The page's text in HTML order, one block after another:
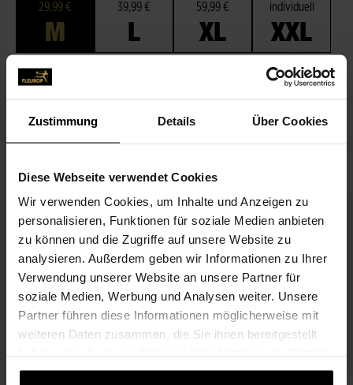
Zustimmung Details Über Cookies
Diese Webseite verwendet Cookies
Wir verwenden Cookies, um Inhalte und Anzeigen zu
personalisieren, Funktionen für soziale Medien anbieten
zu können und die Zugriffe auf unsere Website zu
analysieren. Außerdem geben wir Informationen zu Ihrer
Verwendung unserer Website an unsere Partner für
soziale Medien, Werbung und Analysen weiter. Unsere
Partner führen diese Informationen möglicherweise mit
weiteren Daten zusammen, die Sie ihnen bereitgestellt
gesammelt haben.
29,99 €
M
39,99 €
L
59,99 €
XL
individuell
XXL
Zum Merkzettel hinzufügen
BESCHREIBUNG
PASSEND ZUM BLUMENGRUSS
Alles Gute zum Geburtstag